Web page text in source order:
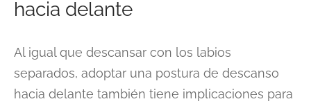
hacia delante
Al igual que descansar con los labios
separados, adoptar una postura de descanso
hacia delante también tiene implicaciones para